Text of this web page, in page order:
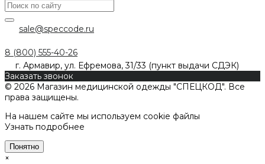
sale@speccode.ru
8 (800) 555-40-26
г. Армавир, ул. Ефремова, 31/33 (пункт выдачи СДЭК)
Заказать звонок
© 2026 Магазин медицинской одежды "СПЕЦКОД". Все
права защищены.
На нашем сайте мы используем cookie файлы
Узнать подробнее
Понятно
×